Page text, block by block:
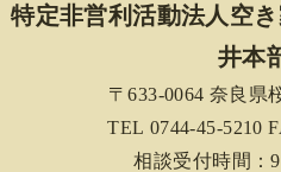
特定非営利活動法人空
井本
〒633-0064 奈良県
TEL 0744-45-5210
相談受付時間：